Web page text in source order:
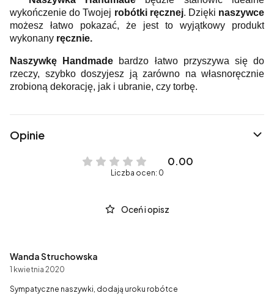
wykończenie do Twojej robótki ręcznej. Dzięki naszywce
możesz łatwo pokazać, że jest to wyjątkowy produkt
wykonany ręcznie.
Naszywkę Handmade bardzo łatwo przyszywa się do
rzeczy, szybko doszyjesz ją zarówno na własnoręcznie
zrobioną dekorację, jak i ubranie, czy torbę.
Opinie
0.00
Liczba ocen: 0
Oceń i opisz
Wanda Struchowska
1 kwietnia 2020
Sympatyczne naszywki, dodają uroku robótce